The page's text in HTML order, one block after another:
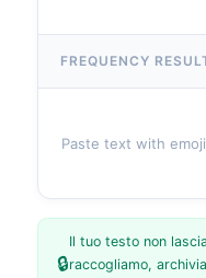
FREQUENCY
Paste text with
🔒
Il tuo testo non
raccogliamo,